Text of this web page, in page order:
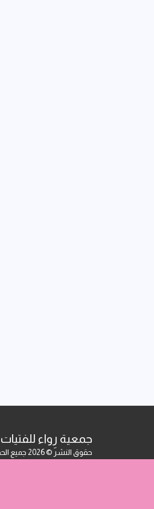
جمعية رِواء
حقوق النشر © 2026 جميع الحقوق محفوظة